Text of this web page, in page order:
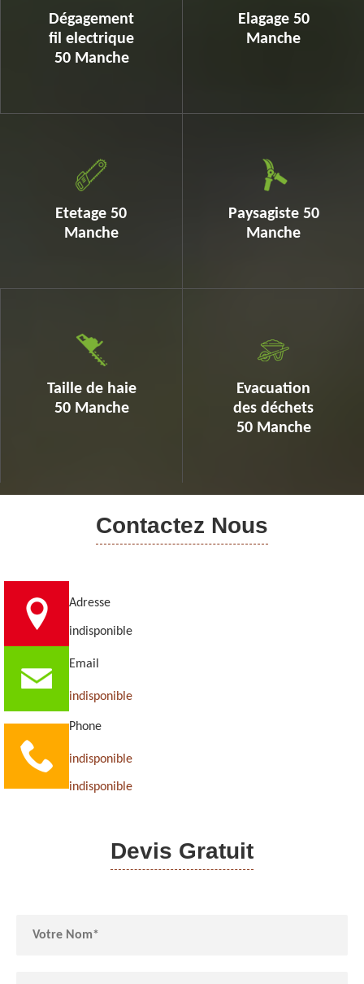
Dégagement
fil electrique
50 Manche
Elagage 50
Manche
Etetage 50
Manche
Paysagiste 50
Manche
Taille de haie
50 Manche
Evacuation
des déchets
50 Manche
Contactez Nous
Adresse
indisponible
Email
indisponible
Phone
indisponible
indisponible
Devis Gratuit